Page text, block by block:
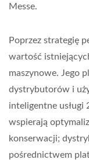
Messe.
Poprzez strategię
wartość
maszynowe. Jego
dystrybutorów i
inteligentne usługi
wspierają
konserwacji;
pośrednictwem